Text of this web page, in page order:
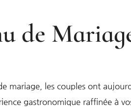
de
mariage, les couples ont
gastronomique raffinée à